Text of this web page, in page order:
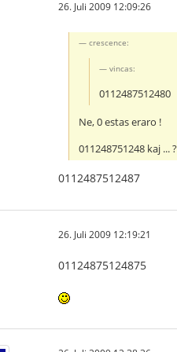
26. Juli 2009 12:09:26
crescence:
vincas:
0112487512480
Ne, 0 estas eraro !
011248751248 kaj ... ?
0112487512487
26. Juli 2009 12:19:21
01124875124875